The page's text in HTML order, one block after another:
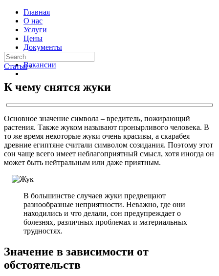
Главная
О нас
Услуги
Цены
Документы
Контакты
Вакансии
Статьи ›
К чему снятся жуки
Основное значение символа – вредитель, пожирающий
растения. Также жуком называют пронырливого человека. В
то же время некоторые жуки очень красивы, а скарабея
древние египтяне считали символом созидания. Поэтому этот
сон чаще всего имеет неблагоприятный смысл, хотя иногда он
может быть нейтральным или даже приятным.
В большинстве случаев жуки предвещают
разнообразные неприятности. Неважно, где они
находились и что делали, сон предупреждает о
болезнях, различных проблемах и материальных
трудностях.
Значение в зависимости от
обстоятельств